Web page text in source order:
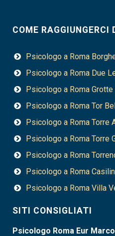
COME RAGGIUNGERCI
Psicologo a Roma
Psicologo a Roma Due
Psicologo a Roma Grotte
Psicologo a Roma Tor
Psicologo a Roma Torre
Psicologo a Roma Torre
Psicologo a Roma
Psicologo a Roma
Psicologo a Roma Villa
SITI CONSIGLIATI
Psicologo Roma Eur